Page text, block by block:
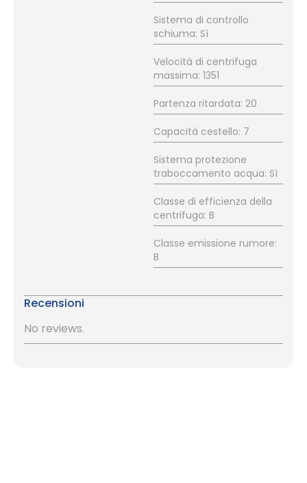
Sistema di controllo
schiuma: Sì
Velocità di centrifuga
massima: 1351
Partenza ritardata: 20
Capacità cestello: 7
Sistema protezione
traboccamento acqua: Sì
Classe di efficienza della
centrifuga: B
Classe emissione rumore:
B
Recensioni
No reviews.